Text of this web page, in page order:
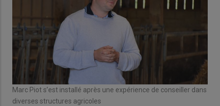
Marc Piot s’est installé après une expérience de conseiller dans
diverses structures agricoles